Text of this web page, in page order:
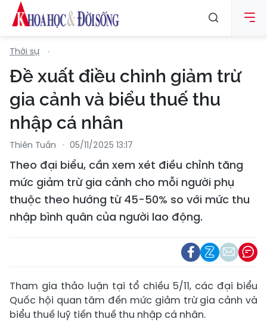
Thời sự
Đề xuất điều chỉnh giảm trừ
gia cảnh và biểu thuế thu
nhập cá nhân
Thiên Tuấn 05/11/2025 13:17
Theo đại biểu, cần xem xét điều chỉnh tăng
mức giảm trừ gia cảnh cho mỗi người phụ
thuộc theo hướng từ 45-50% so với mức thu
nhập bình quân của người lao động.
Tham gia thảo luận tại tổ chiều 5/11, các đại biểu
Quốc hội quan tâm đến mức giảm trừ gia cảnh và
biểu thuế luỹ tiến thuế thu nhập cá nhân.